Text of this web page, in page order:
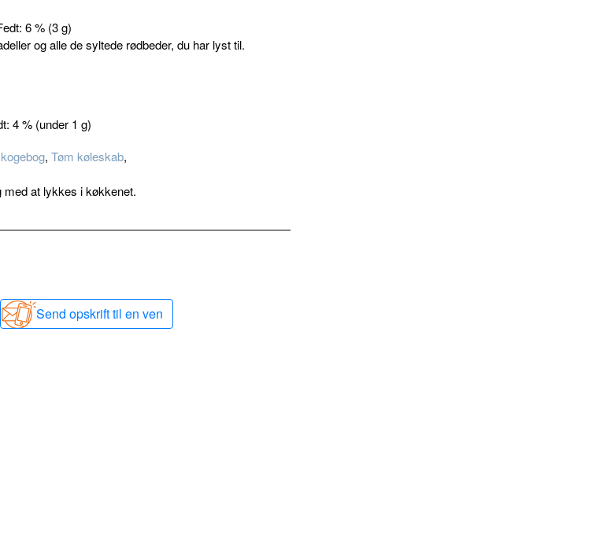
6 % (3 g)
og alle de syltede rødbeder, du har lyst til.
4 % (under 1 g)
, Tøm køleskab,
at lykkes i køkkenet.
Send opskrift til en ven